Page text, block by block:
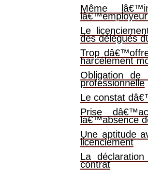
Même
Le
des délégués
Trop
harcélement
Obligation de
professionnelle
Le constat
Prise
lâ€™absence
Une aptitude
licenciement
La
contrat